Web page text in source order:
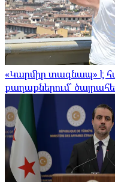
«Կարմիր տագնապ» է
քաղաքներում՝